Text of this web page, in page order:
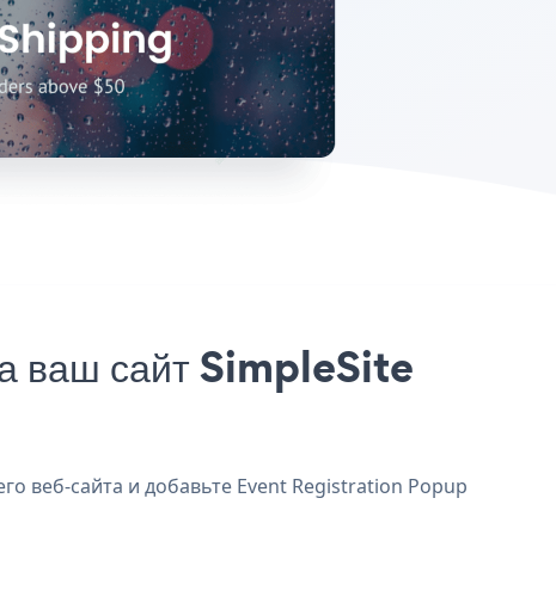
ваш сайт SimpleSite
веб-сайта и добавьте Event Registration Popup